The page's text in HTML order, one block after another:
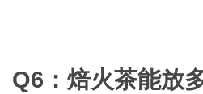
Q6：焙火茶能放